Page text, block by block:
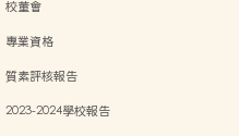
校董會
專業資格
質素評核報告
2023-2024學校報告